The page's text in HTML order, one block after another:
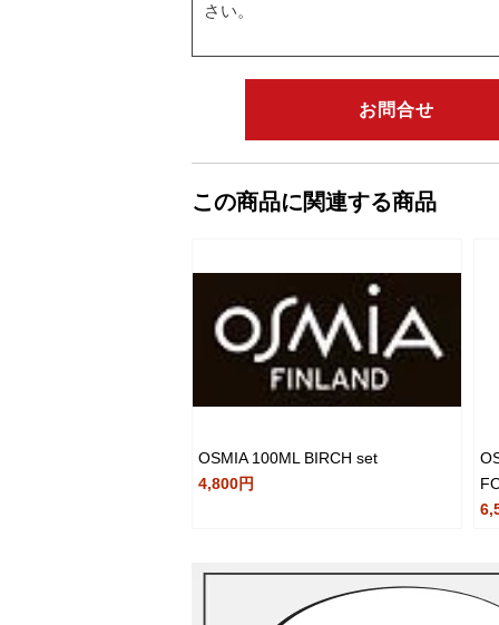
さい。
お問合せ
この商品に関連する商品
OSMIA 100ML BIRCH set
4,800円